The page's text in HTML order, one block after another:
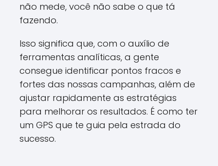
não mede, você não sabe o que tá
fazendo.
Isso significa que, com o auxílio de
ferramentas analíticas, a gente
consegue identificar pontos fracos e
fortes das nossas campanhas, além de
ajustar rapidamente as estratégias
para melhorar os resultados. É como ter
um GPS que te guia pela estrada do
sucesso.